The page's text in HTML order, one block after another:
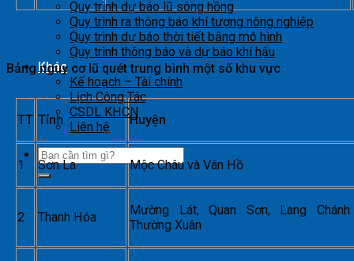
Quy trình dự báo lũ sông hồng
Quy trình ra thông báo khí tượng nông nghiệp
Quy trình dự báo thời tiết bằng mô hình
Quy trình thông báo và dự báo khí hậu
Khác
Kế hoạch – Tài chính
Lịch Công Tác
CSDL KHCN
Liên hệ
Bảng nguy cơ lũ quét trung bình một số khu vực
TT Tỉnh Huyện
1 Sơn La Mộc Châu và Vân Hồ
2 Thanh Hóa
Mường Lát, Quan Sơn, Lang
Thường Xuân